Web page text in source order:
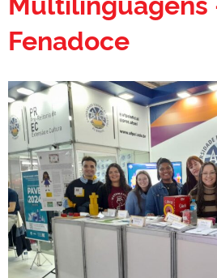
Fenadoce